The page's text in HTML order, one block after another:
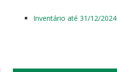
Inventário até 31/12/2024